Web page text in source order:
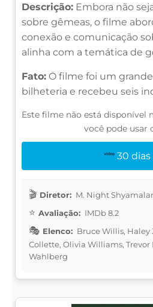
Descrição: Embora não
sobre gêmeas, o filme
conexão e comunicação
alinha com a temática de
Fato: O filme foi um
bilheteria e recebeu seis
Este filme não está disponível
você pode usar
30
Diretor: M. Night
Avaliação: IMDb 8.2
Elenco: Bruce Willis, Haley
Collette, Olivia Williams,
Wahlberg